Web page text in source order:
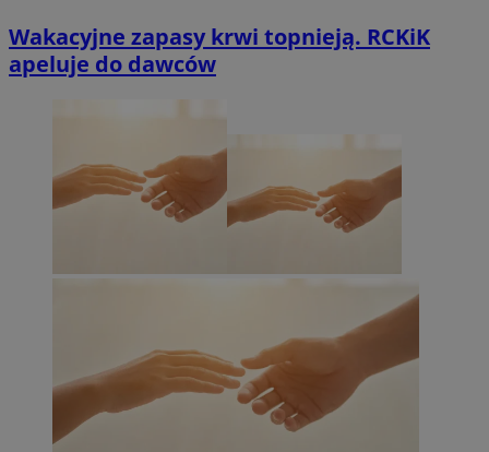
Wakacyjne zapasy krwi topnieją. RCKiK
apeluje do dawców